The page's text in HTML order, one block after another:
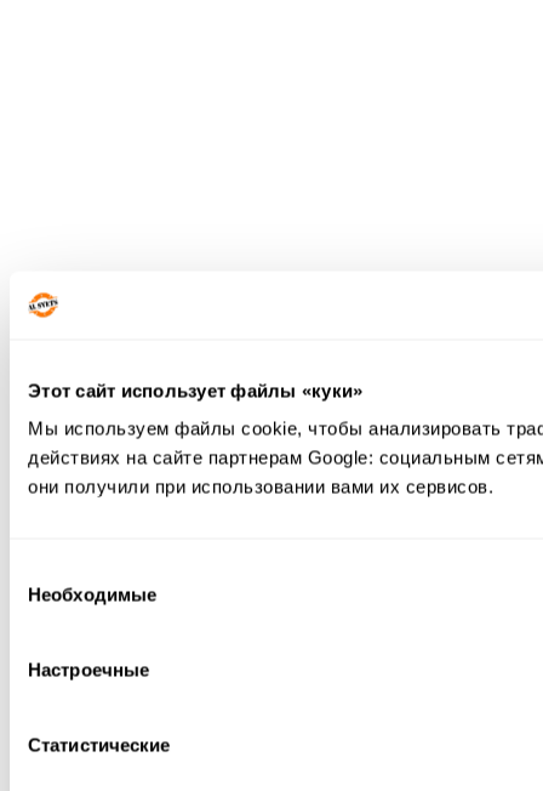
Этот сайт использует файлы «куки»
Мы используем файлы cookie, чтобы анализировать
действиях на сайте партнерам Google: социальным
они получили при использовании вами их сервисов.
согласия
Необходимые
Настроечные
Статистические